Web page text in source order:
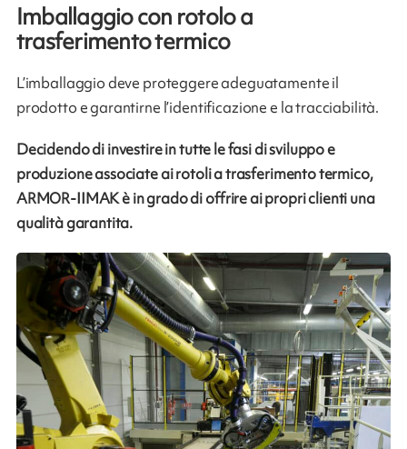
Imballaggio con rotolo a
trasferimento termico
L’imballaggio deve proteggere adeguatamente il
prodotto e garantirne l’identificazione e la tracciabilità.
Decidendo di investire in tutte le fasi di sviluppo e
produzione associate ai rotoli a trasferimento termico,
ARMOR-IIMAK è in grado di offrire ai propri clienti una
qualità garantita.